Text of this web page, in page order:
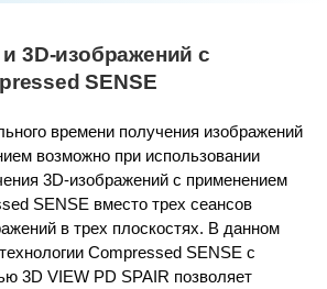
3D-изображений с
SENSE
времени получения изображений
возможно при использовании
3D-изображений с применением
SENSE вместо трех сеансов
в трех плоскостях. В данном
Compressed SENSE с
3D VIEW PD SPAIR позволяет